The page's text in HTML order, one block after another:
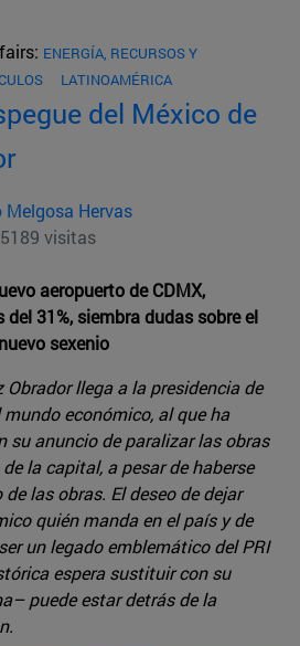
ENERGÍA, RECURSOS Y
LATINOAMÉRICA
del México de
Hervas
visitas
aeropuerto de CDMX,
31%, siembra dudas sobre el
sexenio
Obrador llega a la presidencia de
económico, al que ha
su anuncio de paralizar las obras
la capital, a pesar de haberse
las obras. El deseo de dejar
quién manda en el país y de
un legado emblemático del PRI
espera sustituir con su
puede estar detrás de la